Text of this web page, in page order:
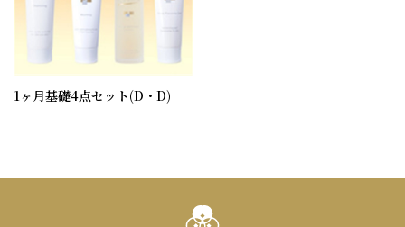
1ヶ月基礎4点セット(D・D)